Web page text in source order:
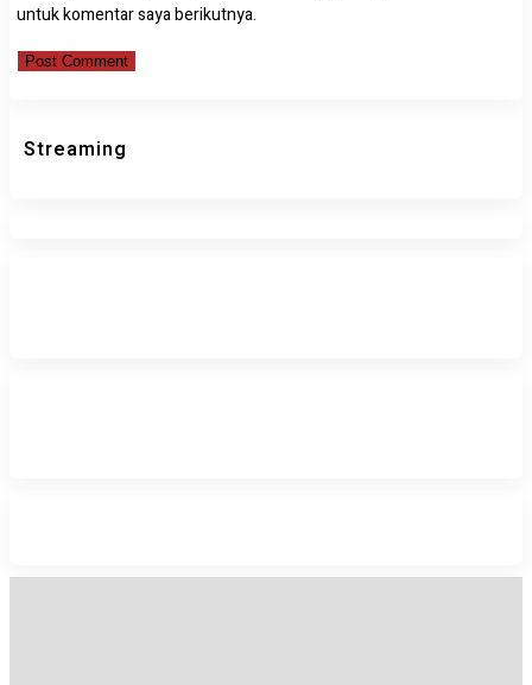
untuk komentar saya berikutnya.
Streaming